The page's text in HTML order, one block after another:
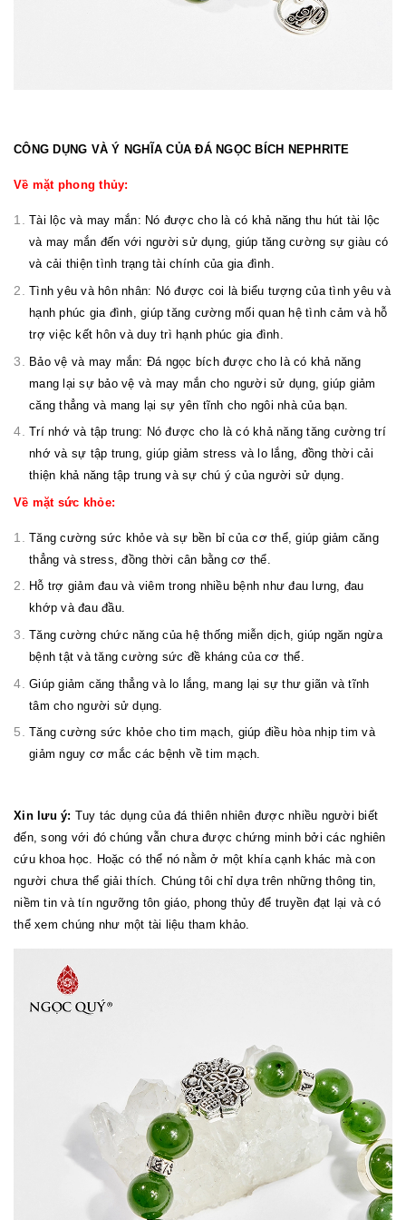
CÔNG DỤNG VÀ Ý NGHĨA CỦA ĐÁ NGỌC BÍCH NEPHRITE
Về mặt phong thủy:
Tài lộc và may mắn: Nó được cho là có khả năng thu hút tài lộc
và may mắn đến với người sử dụng, giúp tăng cường sự giàu có
và cải thiện tình trạng tài chính của gia đình.
Tình yêu và hôn nhân: Nó được coi là biểu tượng của tình yêu và
hạnh phúc gia đình, giúp tăng cường mối quan hệ tình cảm và hỗ
trợ việc kết hôn và duy trì hạnh phúc gia đình.
Bảo vệ và may mắn: Đá ngọc bích được cho là có khả năng
mang lại sự bảo vệ và may mắn cho người sử dụng, giúp giảm
căng thẳng và mang lại sự yên tĩnh cho ngôi nhà của bạn.
Trí nhớ và tập trung: Nó được cho là có khả năng tăng cường trí
nhớ và sự tập trung, giúp giảm stress và lo lắng, đồng thời cải
thiện khả năng tập trung và sự chú ý của người sử dụng.
Về mặt sức khỏe:
Tăng cường sức khỏe và sự bền bỉ của cơ thể, giúp giảm căng
thẳng và stress, đồng thời cân bằng cơ thể.
Hỗ trợ giảm đau và viêm trong nhiều bệnh như đau lưng, đau
khớp và đau đầu.
Tăng cường chức năng của hệ thống miễn dịch, giúp ngăn ngừa
bệnh tật và tăng cường sức đề kháng của cơ thể.
Giúp giảm căng thẳng và lo lắng, mang lại sự thư giãn và tĩnh
tâm cho người sử dụng.
Tăng cường sức khỏe cho tim mạch, giúp điều hòa nhịp tim và
giảm nguy cơ mắc các bệnh về tim mạch.
Xin lưu ý: Tuy tác dụng của đá thiên nhiên được nhiều người biết
đến, song với đó chúng vẫn chưa được chứng minh bởi các nghiên
cứu khoa học. Hoặc có thể nó nằm ở một khía cạnh khác mà con
người chưa thể giải thích. Chúng tôi chỉ dựa trên những thông tin,
niềm tin và tín ngưỡng tôn giáo, phong thủy để truyền đạt lại và có
thể xem chúng như một tài liệu tham khảo.